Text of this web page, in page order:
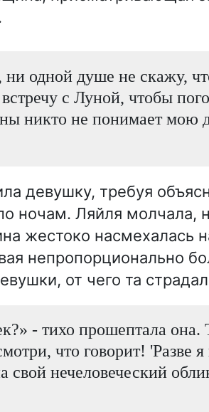
ни одной душе не скажу,
с Луной, чтобы
никто не понимает мою
девушку, требуя
ночам. Ляйля молчала,
жестоко насмехалась
непропорционально
от чего та
- тихо прошептала она.
что говорит! 'Разве
свой нечеловеческий